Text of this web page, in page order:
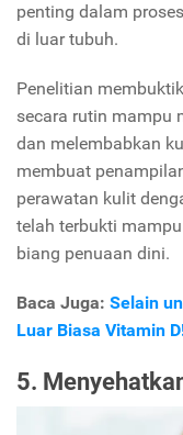
penting dalam
di luar tubuh.
Penelitian
secara rutin mampu
dan melembabkan
membuat
perawatan kulit
telah terbukti
biang penuaan dini.
Baca Juga: Selain
Luar Biasa Vitamin
5.